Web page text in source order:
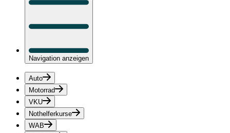
Navigation anzeigen
Auto
Motorrad
VKU
Nothelferkurse
WAB